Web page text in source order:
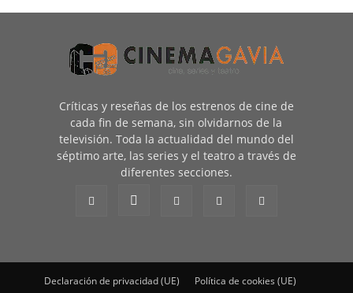
Críticas y reseñas de los estrenos de cine de
cada fin de semana, sin olvidarnos de la
televisión. Toda la actualidad del mundo del
séptimo arte, las series y el teatro a través de
diferentes secciones.
Declaración de privacidad (UE)
Política de cookies (UE)